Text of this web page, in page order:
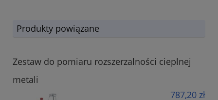
Produkty powiązane
Zestaw do pomiaru rozszerzalności cieplnej
metali
787,20 zł